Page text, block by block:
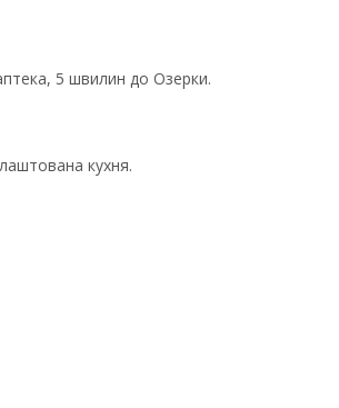
5 швилин до Озерки.
кухня.